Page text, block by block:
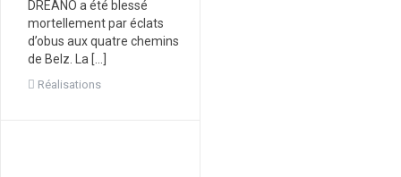
DREANO a été blessé
mortellement par éclats
d’obus aux quatre chemins
de Belz. La […]
Réalisations